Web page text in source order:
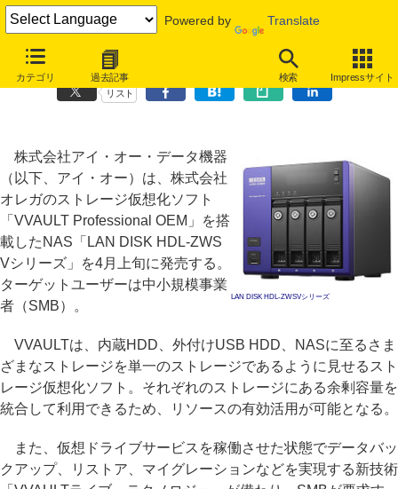
Powered by Translate
カテゴリ 過去記事 検索 Impressサイト
アイ・オー、ストレージ仮想化ソフト「VVAULT」を搭載したNAS
リスト
LAN DISK HDL-ZWSVシリーズ
株式会社アイ・オー・データ機器
（以下、アイ・オー）は、株式会社
オレガのストレージ仮想化ソフト
「VVAULT Professional OEM」を搭
載したNAS「LAN DISK HDL-ZWS
Vシリーズ」を4月上旬に発売する。
ターゲットユーザーは中小規模事業
者（SMB）。
VVAULTは、内蔵HDD、外付けUSB HDD、NASに至るさま
ざまなストレージを単一のストレージであるように見せるスト
レージ仮想化ソフト。それぞれのストレージにある余剰容量を
統合して利用できるため、リソースの有効活用が可能となる。
また、仮想ドライブサービスを稼働させた状態でデータバッ
クアップ、リストア、マイグレーションなどを実現する新技術